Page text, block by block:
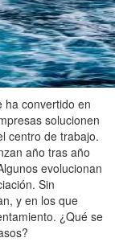
ha convertido en
solucionen
centro de trabajo.
año tras año
evolucionan
Sin
y en los que
¿Qué se